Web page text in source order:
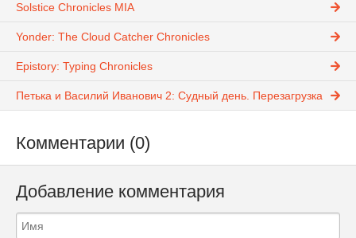
Solstice Chronicles MIA
Yonder: The Cloud Catcher Chronicles
Epistory: Typing Chronicles
Петька и Василий Иванович 2: Судный день. Перезагрузка
Комментарии (0)
Добавление комментария